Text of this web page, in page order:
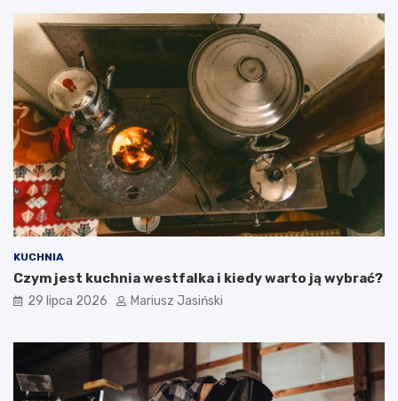
KUCHNIA
Czym jest kuchnia westfalka i kiedy warto ją wybrać?
29 lipca 2026 Mariusz Jasiński